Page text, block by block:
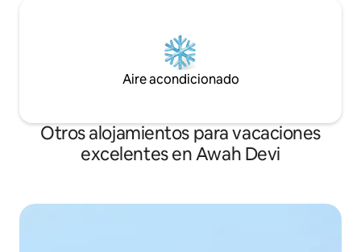
Aire acondicionado
Otros alojamientos para vacaciones
excelentes en Awah Devi